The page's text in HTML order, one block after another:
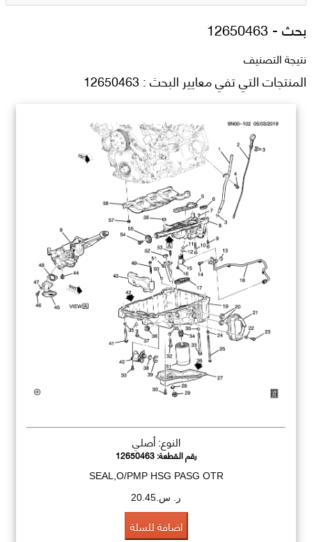
بحث -12650463
نتيجة التصنيف
المنتجات التي تفي معايير البحث : 12650463
النوع: أصلي
رقم القطعة:12650463
SEAL,O/PMP HSG PASG OTR
ر. س.20.45
اضافة للسلة